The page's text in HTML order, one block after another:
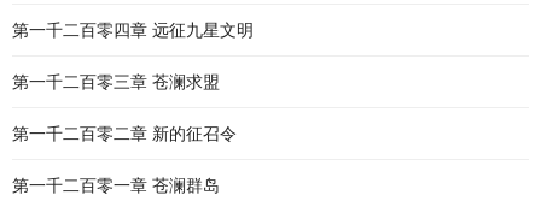
第一千二百零四章 远征九星文明
第一千二百零三章 苍澜求盟
第一千二百零二章 新的征召令
第一千二百零一章 苍澜群岛